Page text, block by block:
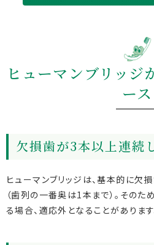
ヒューマンブリッジ
ース
欠損歯が3本以上連続
ヒューマンブリッジは、基本的に欠
（歯列の一番奥は1本まで）。その
る場合、適応外となることがあります